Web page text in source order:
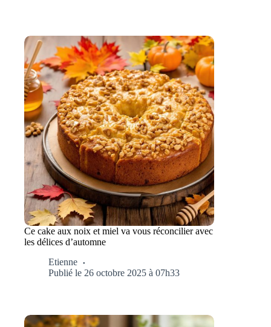
Ce cake aux noix et miel va vous réconcilier avec
les délices d’automne
Etienne
Publié le 26 octobre 2025 à 07h33